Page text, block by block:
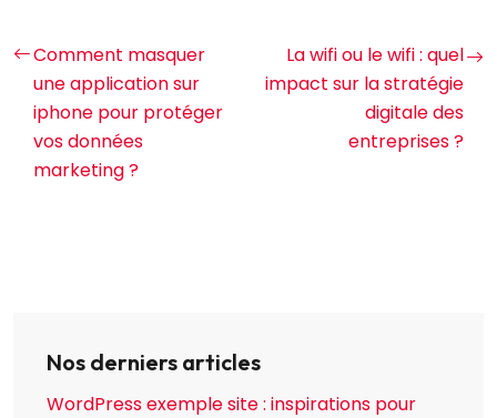
Comment masquer
une application sur
iphone pour protéger
vos données
marketing ?
La wifi ou le wifi : quel
impact sur la stratégie
digitale des
entreprises ?
Nos derniers articles
WordPress exemple site : inspirations pour